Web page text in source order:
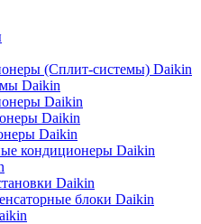
(Сплит-системы) Daikin
Daikin
Daikin
Daikin
Daikin
кондиционеры Daikin
Daikin
блоки Daikin